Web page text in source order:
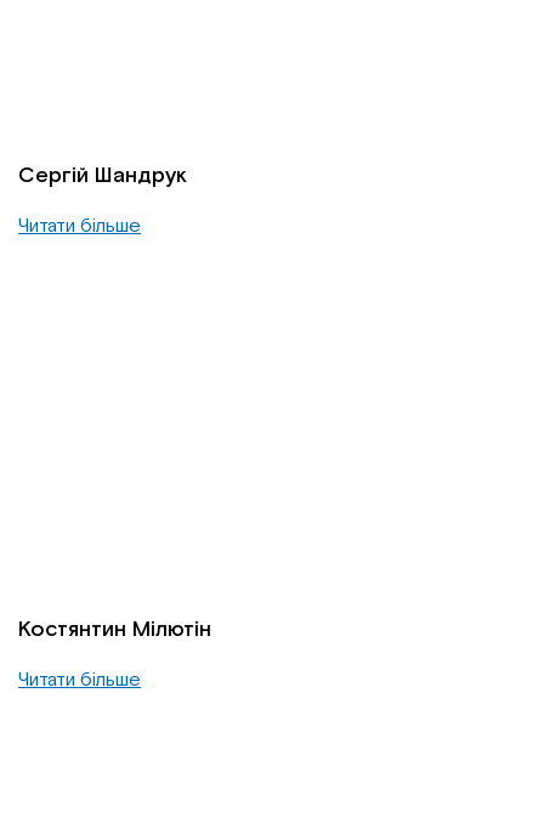
Сергій Шандрук
Читати більше
Костянтин Мілютін
Читати більше